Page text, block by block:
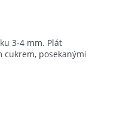
3-4 mm. Plát
cukrem, posekanými